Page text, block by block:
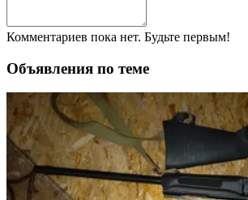
Комментариев пока нет. Будьте первым!
Объявления по теме